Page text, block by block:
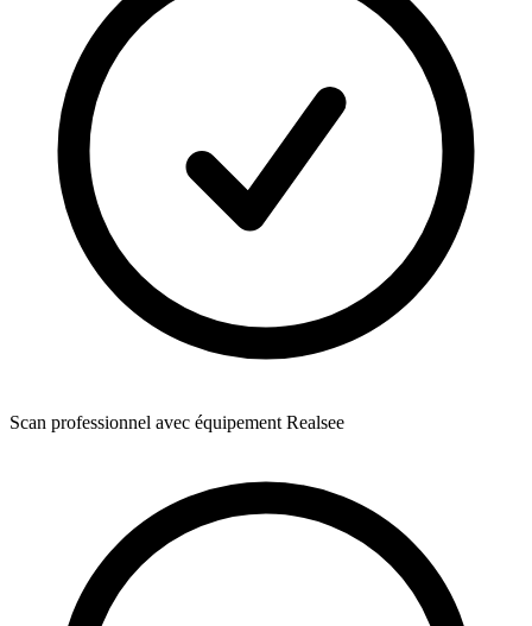
Scan professionnel avec équipement Realsee